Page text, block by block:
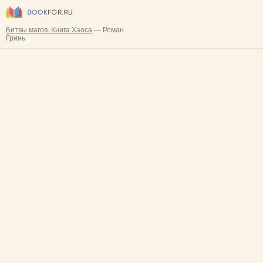
Битвы магов. Книга Хаоса — Роман
Гринь